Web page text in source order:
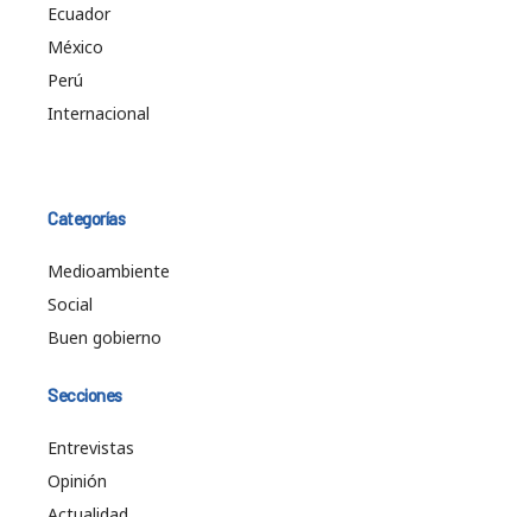
Ecuador
México
Perú
Internacional
Categorías
Medioambiente
Social
Buen gobierno
Secciones
Entrevistas
Opinión